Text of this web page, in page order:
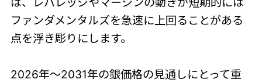
ファンダメンタルズを急速に上回ることがある
点を浮き彫りにします。
2026年〜2031年の銀価格の見通しにとって重